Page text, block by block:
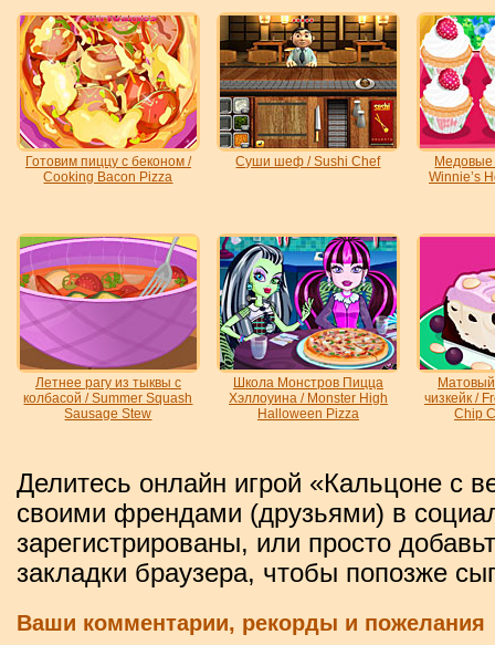
Готовим пиццу с беконом /
Cooking Bacon Pizza
Суши шеф / Sushi Chef
Медовые
Winnie’s
Летнее рагу из тыквы с
колбасой / Summer Squash
Sausage Stew
Школа Монстров Пицца
Хэллоуина / Monster High
Halloween Pizza
чизкейк /
Chip
Делитесь онлайн игрой «Кальцоне с
своими френдами (друзьями) в
зарегистрированы, или просто
закладки браузера, чтобы попозже
Ваши комментарии, рекорды и пожелания